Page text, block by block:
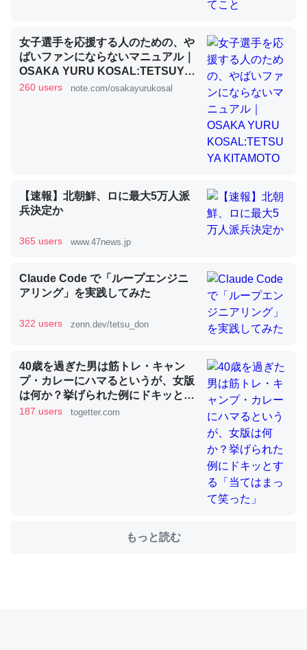
昆虫ってカルシウム少ないのか。知らんかった。調べたら
─ニュース :: 【研究発表】昆虫学の大問題＝「昆虫はなぜ海にいな
論文では「淡水はカルシウムも酸素も不足してて両方に不
利だから両方が拮抗してるのでは」とあって面白い。海に
ずキチンを強化してる筈だが、酵素が違うのか？
─ニュース :: 【研究発表】昆虫学の大問題＝「昆虫はなぜ海にいな
いのか」に関する新仮説
これを元に考えるとカルシウムを大量に使う脊椎動物と貝
類は苦労してるんだな…。腹足類だと殻を無くしてナメク
─ニュース :: 【研究発表】昆虫学の大問題＝「昆虫はなぜ海にいな
ウチもEchoを実家に置いて４年。でたまに覗いてる。ぼ
女子選手を応援する人のための、や
ばいファンにならないマニュアル｜
OSAKA YURU KOSAL:TETSUYA
KITAMOTO
260 users note.com/osakayurukosal
【速報】北朝鮮、ロに最大5万人派
兵決定か
365 users www.47news.jp
Claude Code で「ループエンジニ
アリング」を実践してみた
322 users zenn.dev/tetsu_don
40歳を過ぎた男は筋トレ・キャン
プ・カレーにハマるというが、女版
は何か？挙げられた例にドキッとす
る「当てはまって笑った」
187 users togetter.com
もっと読む